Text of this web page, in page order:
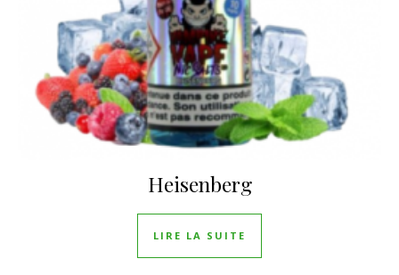
Heisenberg
LIRE LA SUITE